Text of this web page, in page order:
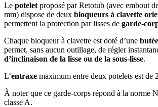
Le potelet proposé par Retotub (avec embout
mm) dispose de deux bloqueurs à clavette
permettent la protection par lisses de garde-
Chaque bloqueur à clavette est doté d’une
permet, sans aucun outillage, de régler
d’inclinaison de la lisse ou de la sous-lisse.
L’entraxe maximum entre deux potelets est de
À noter que ce garde-corps répond à la norme
classe A.